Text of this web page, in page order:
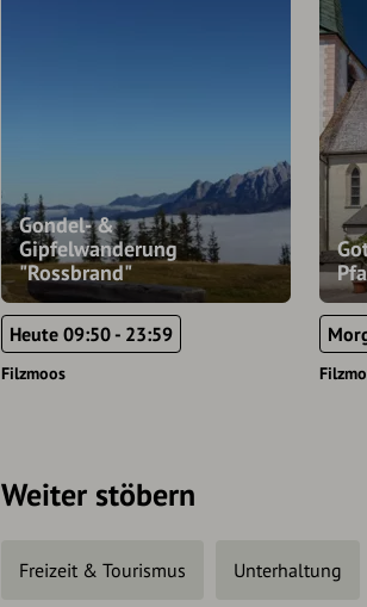
Gondel- &
Gipfelwanderung
"Rossbrand"
Heute 09:50 - 23:59
Filzmoos
Weiter stöbern
Freizeit & Tourismus Unterhaltung